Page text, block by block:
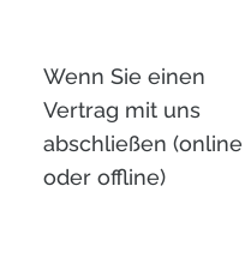
Wenn Sie einen
Vertrag mit uns
abschließen (online
oder offline)